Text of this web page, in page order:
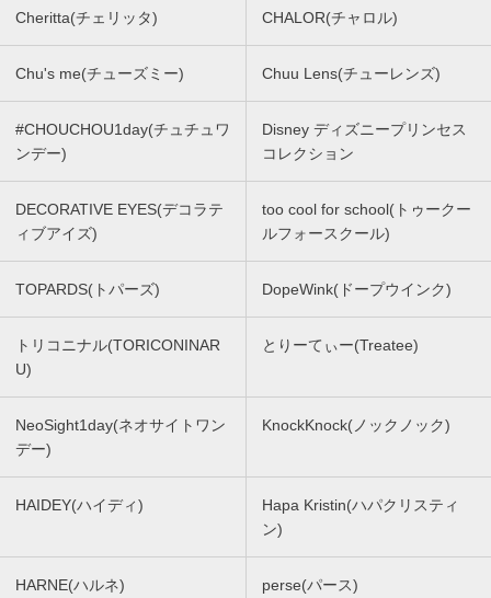
Cheritta(チェリッタ) CHALOR(チャロル)
Chu's me(チューズミー) Chuu Lens(チューレンズ)
#CHOUCHOU1day(チュチュワ
ンデー)
Disney ディズニープリンセス
コレクション
DECORATIVE EYES(デコラテ
ィブアイズ)
too cool for school(トゥークー
ルフォースクール)
TOPARDS(トパーズ) DopeWink(ドープウインク)
トリコニナル(TORICONINAR
U)
とりーてぃー(Treatee)
NeoSight1day(ネオサイトワン
デー)
KnockKnock(ノックノック)
HAIDEY(ハイディ)
Hapa Kristin(ハパクリスティ
ン)
HARNE(ハルネ) perse(パース)